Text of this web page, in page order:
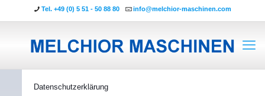
Tel. +49 (0) 5 51 - 50 88 80 info@melchior-maschinen.com
Datenschutzerklärung